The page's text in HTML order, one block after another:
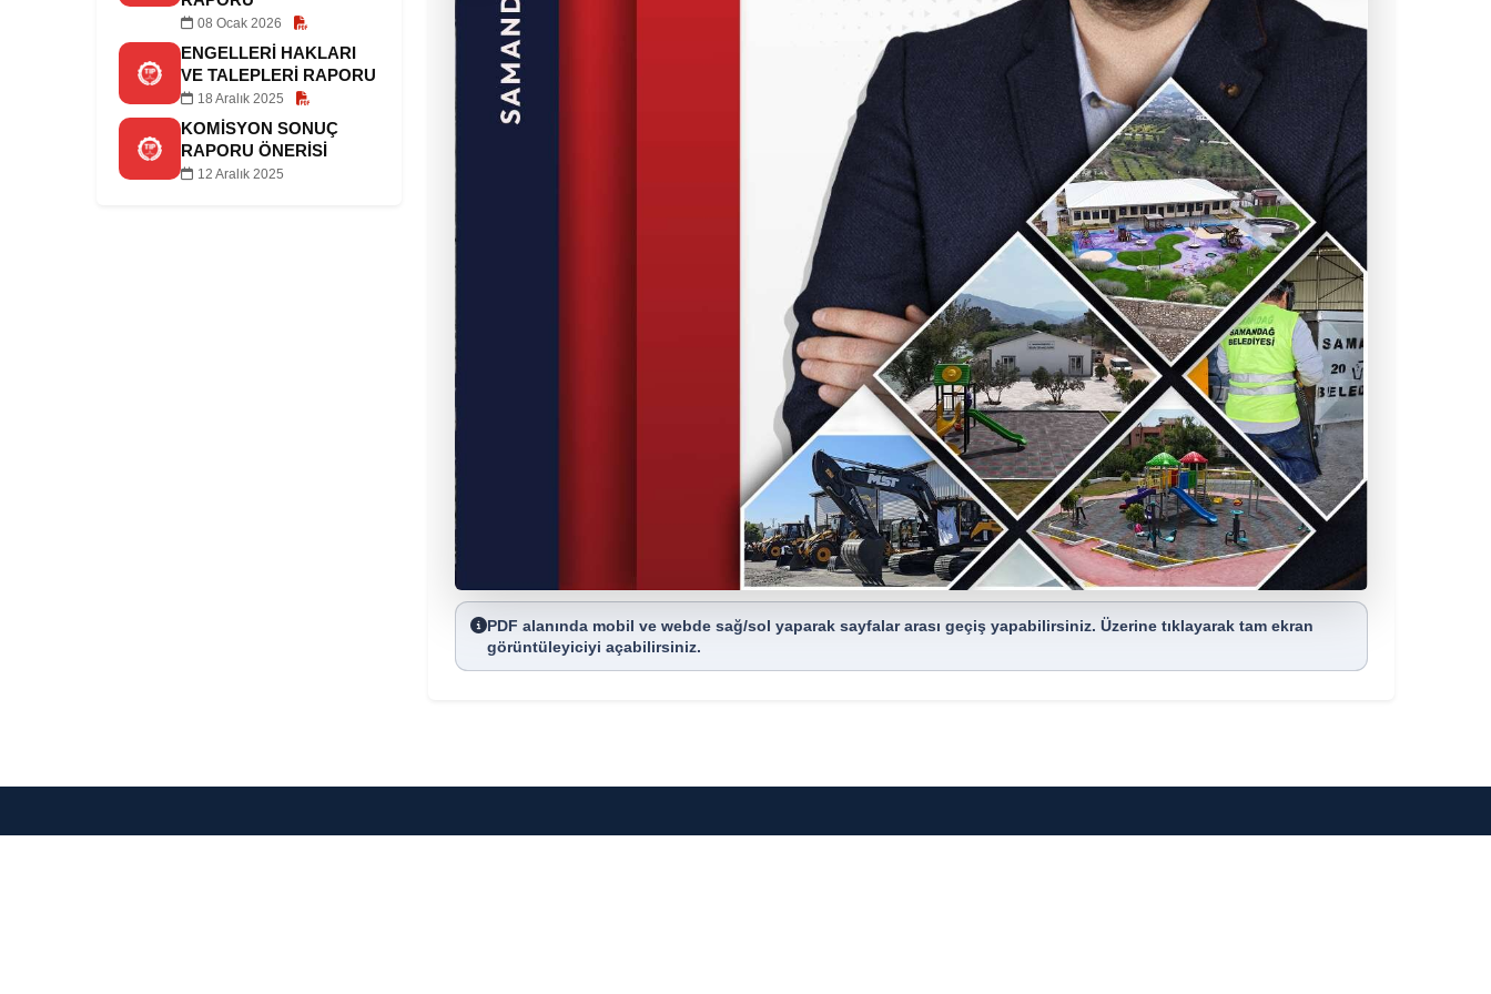
08 Ocak 2026
ENGELLERI HAKLARI
VE TALEPLERI RAPORU
18 Aralık 2025
KOMISYON SONUÇ
RAPORU ÖNERISI
12 Aralık 2025
PDF alanında mobil ve webde sağ/sol yaparak sayfalar arası geçiş yapabilirsiniz. Üzerine tıklayarak tam ekran
görüntüleyiciyi açabilirsiniz.